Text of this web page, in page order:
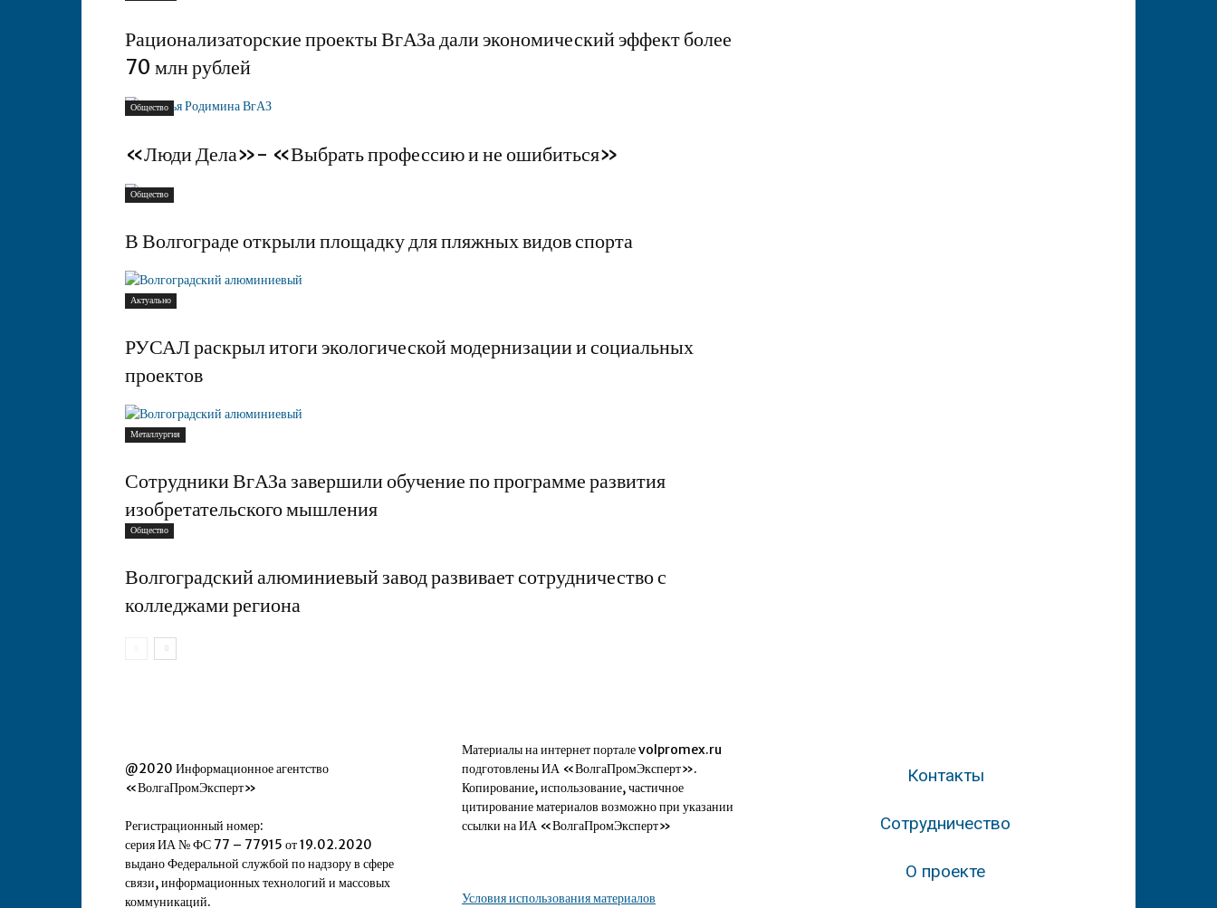
Рационализаторские проекты ВгАЗа дали экономический эффект более
70 млн рублей
Общество
«Люди Дела»- «Выбрать профессию и не ошибиться»
Общество
В Волгограде открыли площадку для пляжных видов спорта
Актуально
РУСАЛ раскрыл итоги экологической модернизации и социальных
проектов
Металлургия
Сотрудники ВгАЗа завершили обучение по программе развития
изобретательского мышления
Общество
Волгоградский алюминиевый завод развивает сотрудничество с
колледжами региона
@2020 Информационное агентство
«ВолгаПромЭксперт»
Регистрационный номер:
серия ИА № ФС 77 – 77915 от 19.02.2020
выдано Федеральной службой по надзору в сфере
связи, информационных технологий и массовых
коммуникаций.
Материалы на интернет портале volpromex.ru
подготовлены ИА «ВолгаПромЭксперт».
Копирование, использование, частичное
цитирование материалов возможно при указании
ссылки на ИА «ВолгаПромЭксперт»
Условия использования материалов
Контакты
Сотрудничество
О проекте